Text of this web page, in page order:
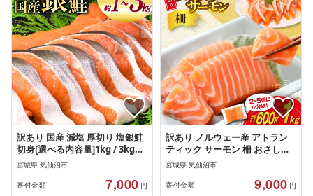
訳あり 国産 減塩 厚切り 塩銀鮭
切身[選べる内容量]1kg / 3kg
[足利本店 宮城県 気仙沼市
20565754] サーモン 鮭 さけ サ
ケ シャケ 魚 海鮮 魚介 甘塩味 規
宮城県 気仙沼市
寄付金額 7,000 円
訳あり ノルウェー産 アトラン
ティック サーモン 柵 おさしみ
用 個包装[選べる内容量]600g /
1kg [足利本店 宮城県 気仙沼市
20565653] 鮭 さけ サケ サーモ
宮城県 気仙沼市
寄付金額 9,000 円